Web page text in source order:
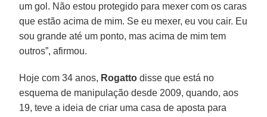
um gol. Não estou protegido para mexer com os caras
que estão acima de mim. Se eu mexer, eu vou cair. Eu
sou grande até um ponto, mas acima de mim tem
outros”, afirmou.
Hoje com 34 anos, Rogatto disse que está no
esquema de manipulação desde 2009, quando, aos
19, teve a ideia de criar uma casa de aposta para